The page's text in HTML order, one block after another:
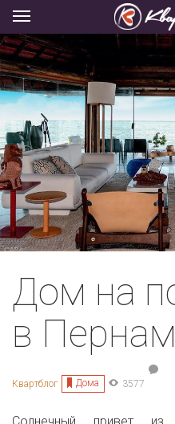
Дом на
в
Квартблог Дома 3577